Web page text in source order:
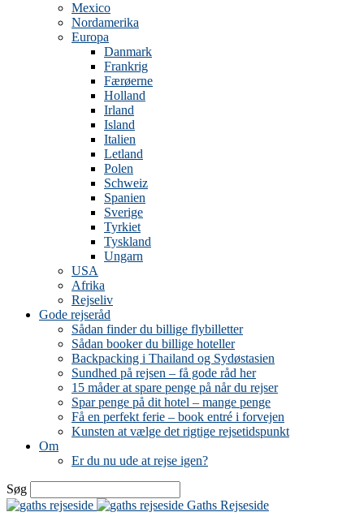
Mexico
Nordamerika
Europa
Danmark
Frankrig
Færøerne
Holland
Irland
Island
Italien
Letland
Polen
Schweiz
Spanien
Sverige
Tyrkiet
Tyskland
Ungarn
USA
Afrika
Rejseliv
Gode rejseråd
Sådan finder du billige flybilletter
Sådan booker du billige hoteller
Backpacking i Thailand og Sydøstasien
Sundhed på rejsen – få gode råd her
15 måder at spare penge på når du rejser
Spar penge på dit hotel – mange penge
Få en perfekt ferie – book entré i forvejen
Kunsten at vælge det rigtige rejsetidspunkt
Om
Er du nu ude at rejse igen?
Søg
Gaths Rejseside